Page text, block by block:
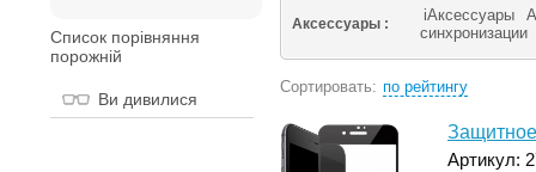
Список порівняння
порожній
Ви дивилися
Аксессуары : iАксессуары
синхронизации
Сортировать: по рейтингу
Артикул: